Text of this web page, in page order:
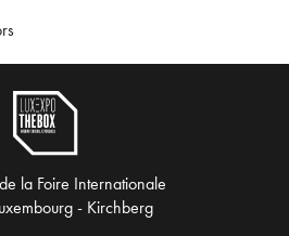
la Foire Internationale
- Kirchberg